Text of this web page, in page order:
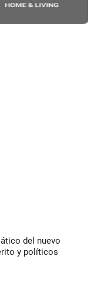
del nuevo
y políticos